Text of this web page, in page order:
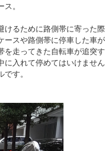
。
けるために路側帯に寄った
ースや路側帯に停車した車
を走ってきた自転車が追突
に入れて停めてはいけませ
す。